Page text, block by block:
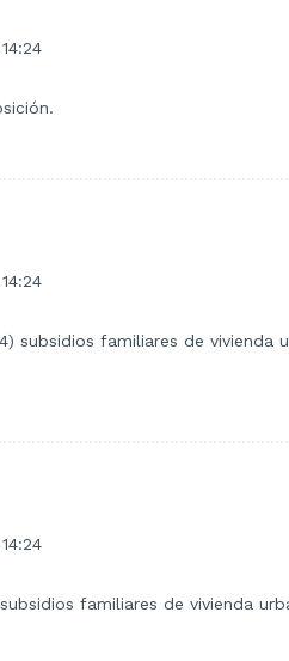
subsidios familiares de
familiares de vivienda